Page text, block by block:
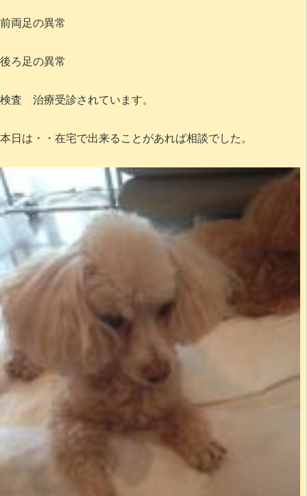
前両足の異常
後ろ足の異常
検査 治療受診されています。
本日は・・在宅で出来ることがあれば相談でした。